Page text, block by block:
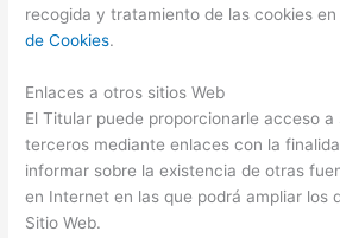
recogida y tratamiento de las cookies en
de Cookies.
Enlaces a otros sitios Web
El Titular puede proporcionarle acceso a
terceros mediante enlaces con la
informar sobre la existencia de otras
en Internet en las que podrá ampliar los
Sitio Web.